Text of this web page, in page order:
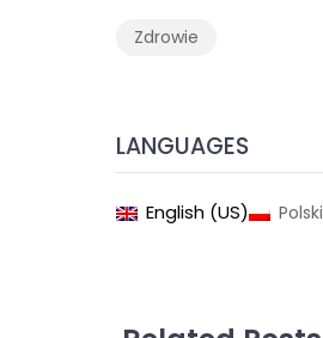
Zdrowie
LANGUAGES
English (US) Polski